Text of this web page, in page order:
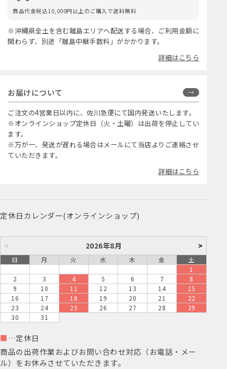
商品代金税込10,000円以上のご購入で送料無料
※沖縄県全土を含む離島エリアへ配送する場合、ご利用金額に
関わらず、別途「離島中継手数料」がかかります。
詳細はこちら
お届けについて
ご注文の4営業日以内に、佐川急便にて国内発送いたします。
※オンラインショップ定休日（火・土曜）は出荷を停止してい
ます。
※万が一、発送が遅れる場合はメールにて当店よりご連絡させ
ていただきます。
詳細はこちら
定休日カレンダー(オンラインショップ)
< 2026年8月 >
日 月 火 水 木 金
土
1
2
3 4 5 6 7
8
9
10 11 12 13 14
15
16
17 18 19 20 21
22
23
24 25 26 27 28
29
30
31
■ …定休日
商品の出荷作業およびお問い合わせ対応（お電話・メー
ル）をお休みさせていただきます。